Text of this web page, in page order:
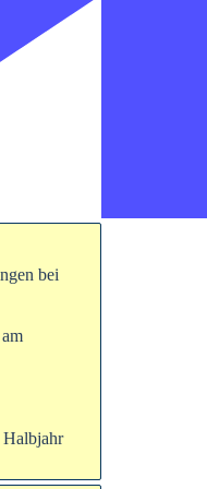
Einträge
bei
Halbjahr